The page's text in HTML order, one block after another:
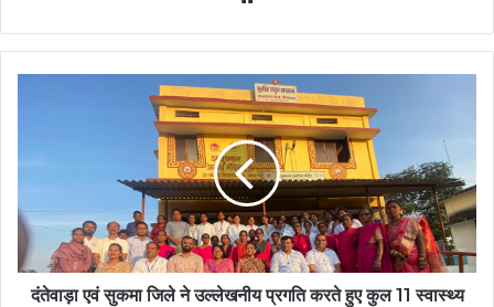
दंतेवाड़ा एवं सुकमा जिले ने उल्लेखनीय प्रगति करते हुए कुल 11 स्वास्थ्य